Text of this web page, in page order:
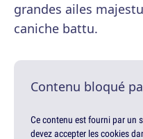
grandes ailes
caniche battu.
Contenu bloqué
Ce contenu est fourni par un
devez accepter les cookies